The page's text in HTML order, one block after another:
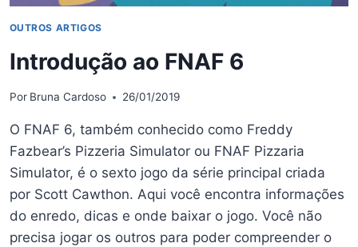
OUTROS ARTIGOS
Introdução ao FNAF 6
Por Bruna Cardoso 26/01/2019
O FNAF 6, também conhecido como Freddy
Fazbear’s Pizzeria Simulator ou FNAF Pizzaria
Simulator, é o sexto jogo da série principal criada
por Scott Cawthon. Aqui você encontra informações
do enredo, dicas e onde baixar o jogo. Você não
precisa jogar os outros para poder compreender o